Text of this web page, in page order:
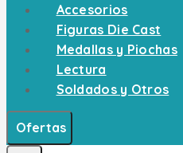
Accesorios
Figuras Die Cast
Medallas y Piochas
Lectura
Soldados y Otros
Ofertas